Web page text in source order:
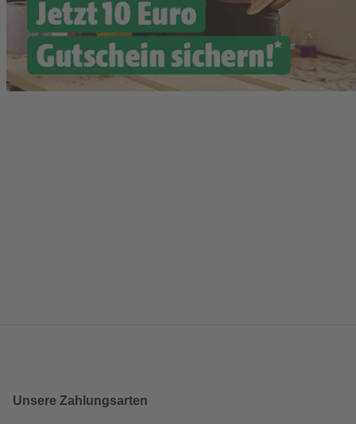
Unsere Zahlungsarten